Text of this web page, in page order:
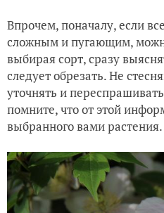
Впрочем, поначалу, если
сложным и пугающим,
выбирая сорт, сразу
следует обрезать. Не
уточнять и
помните, что от этой
выбранного вами растения.